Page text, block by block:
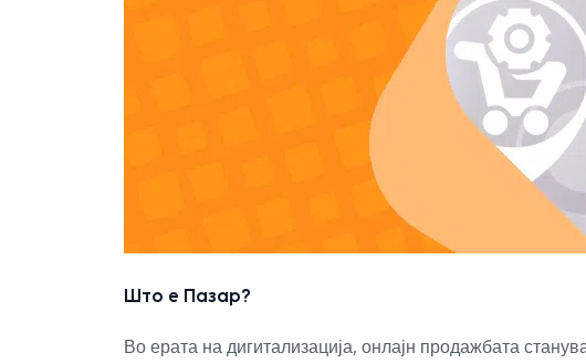
Што е Пазар?
Во ерата на дигитализација, онлајн продажбата